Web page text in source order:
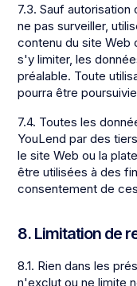
7.3. Sauf
ne pas surveiller,
contenu du site Web
s'y limiter, les
préalable. Toute
pourra être
7.4. Toutes les
YouLend par des
le site Web ou la
être utilisées à des
consentement de
8. Limitation de
8.1. Rien dans les
n'exclut ou ne limite